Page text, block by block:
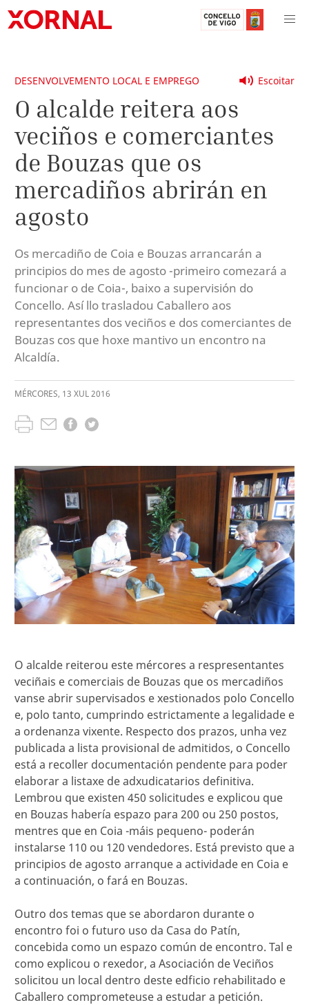
Escoitar
DESENVOLVEMENTO LOCAL E EMPREGO
O alcalde reitera aos
veciños e comerciantes
de Bouzas que os
mercadiños abrirán en
agosto
Os mercadiño de Coia e Bouzas arrancarán a
principios do mes de agosto -primeiro comezará a
funcionar o de Coia-, baixo a supervisión do
Concello. Así llo trasladou Caballero aos
representantes dos veciños e dos comerciantes de
Bouzas cos que hoxe mantivo un encontro na
Alcaldía.
MÉRCORES, 13 XUL2016
O alcalde reiterou este mércores a respresentantes
veciñais e comerciais de Bouzas que os mercadiños
vanse abrir supervisados e xestionados polo Concello
e, polo tanto, cumprindo estrictamente a legalidade e
a ordenanza vixente. Respecto dos prazos, unha vez
publicada a lista provisional de admitidos, o Concello
está a recoller documentación pendente para poder
elaborar a listaxe de adxudicatarios definitiva.
Lembrou que existen 450 solicitudes e explicou que
en Bouzas habería espazo para 200 ou 250 postos,
mentres que en Coia -máis pequeno- poderán
instalarse 110 ou 120 vendedores. Está previsto que a
principios de agosto arranque a actividade en Coia e
a continuación, o fará en Bouzas.
Outro dos temas que se abordaron durante o
encontro foi o futuro uso da Casa do Patín,
concebida como un espazo común de encontro. Tal e
como explicou o rexedor, a Asociación de Veciños
solicitou un local dentro deste edficio rehabilitado e
Caballero comprometeuse a estudar a petición.